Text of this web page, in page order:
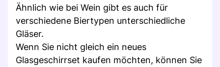
Ähnlich wie bei Wein gibt es auch für
verschiedene Biertypen unterschiedliche
Gläser.
Wenn Sie nicht gleich ein neues
Glasgeschirrset kaufen möchten, können Sie